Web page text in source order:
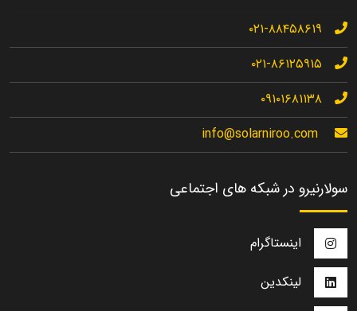
۰۲۱-۸۸۴۵۸۶۱۹
۰۲۱-۸۶۱۲۵۹۱۵
۰۹۱۰۱۶۸۱۱۳۸
info@solarniroo.com
سولارنیرو در شبکه های اجتماعی
اینستاگرام
لینکدین